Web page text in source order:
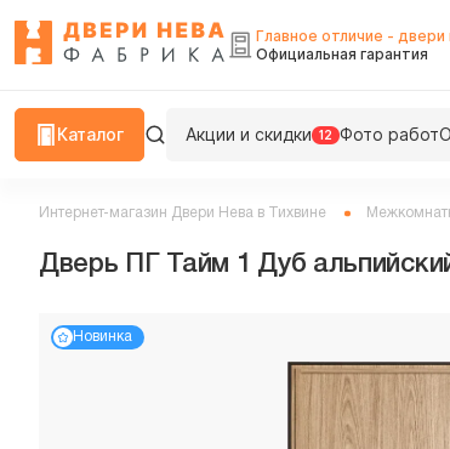
Главное отличие - двери
Официальная гарантия
Каталог Акции и скидки 12 Фото работ
Интернет-магазин Двери Нева в Тихвине
Дверь ПГ Тайм 1 Дуб
Новинка